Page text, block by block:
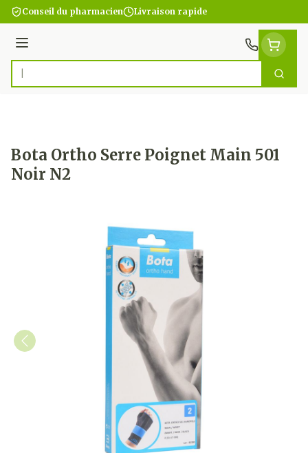
Aller au contenu
Conseil du pharmacien Livraison rapide
Menu
Rechercher
Bota Ortho Serre Poignet Main 501
Noir N2